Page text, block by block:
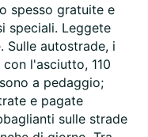
spesso gratuite e
speciali. Leggete
Sulle autostrade, i
l'asciutto, 110
a pedaggio;
e pagate
sulle strade